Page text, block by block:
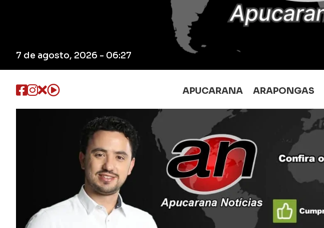
7 de agosto, 2026 - 06:27
APUCARANA ARAPONGAS